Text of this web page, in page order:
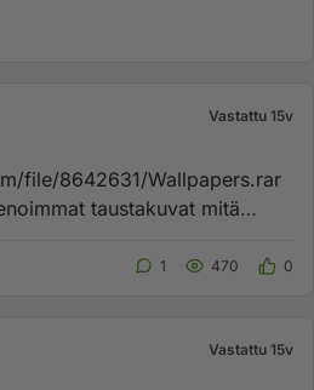
Vastattu 15v
file/8642631/Wallpapers.rar
taustakuvat mitä
1 470 0
Vastattu 15v